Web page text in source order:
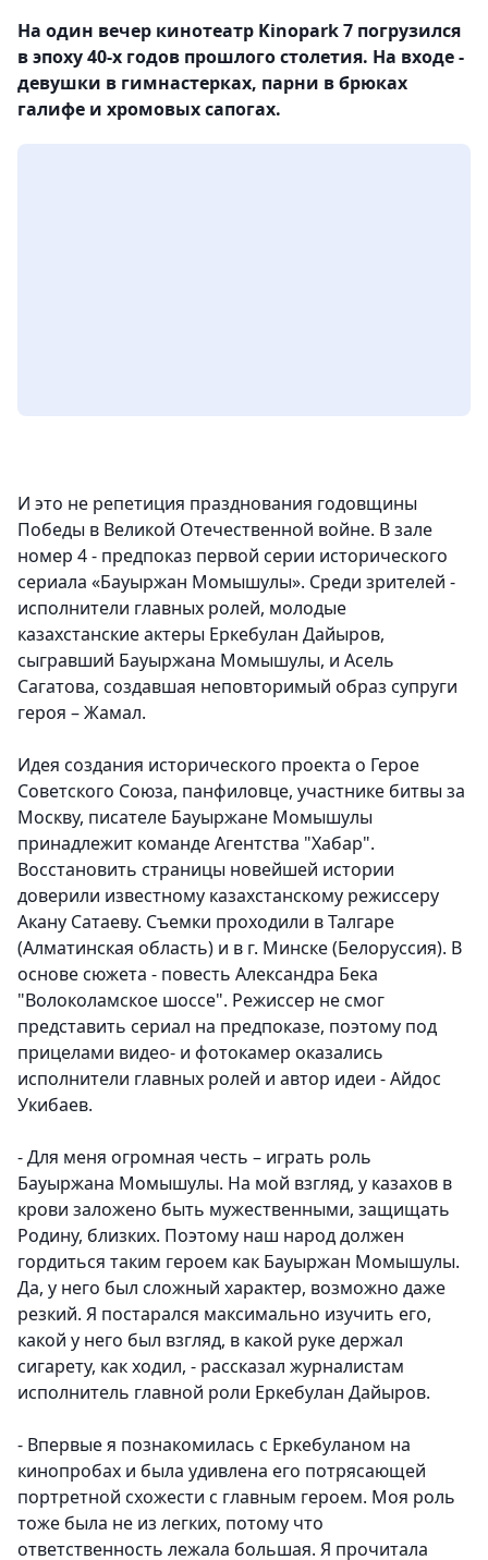
На один вечер кинотеатр Kinopark 7 погрузился
в эпоху 40-х годов прошлого столетия. На входе -
девушки в гимнастерках, парни в брюках
галифе и хромовых сапогах.
И это не репетиция празднования годовщины
Победы в Великой Отечественной войне. В зале
номер 4 - предпоказ первой серии исторического
сериала «Бауыржан Момышулы». Среди зрителей -
исполнители главных ролей, молодые
казахстанские актеры Еркебулан Дайыров,
сыгравший Бауыржана Момышулы, и Асель
Сагатова, создавшая неповторимый образ супруги
героя – Жамал.
Идея создания исторического проекта о Герое
Советского Союза, панфиловце, участнике битвы за
Москву, писателе Бауыржане Момышулы
принадлежит команде Агентства "Хабар".
Восстановить страницы новейшей истории
доверили известному казахстанскому режиссеру
Акану Сатаеву. Съемки проходили в Талгаре
(Алматинская область) и в г. Минске (Белоруссия). В
основе сюжета - повесть Александра Бека
"Волоколамское шоссе". Режиссер не смог
представить сериал на предпоказе, поэтому под
прицелами видео- и фотокамер оказались
исполнители главных ролей и автор идеи - Айдос
Укибаев.
- Для меня огромная честь – играть роль
Бауыржана Момышулы. На мой взгляд, у казахов в
крови заложено быть мужественными, защищать
Родину, близких. Поэтому наш народ должен
гордиться таким героем как Бауыржан Момышулы.
Да, у него был сложный характер, возможно даже
резкий. Я постарался максимально изучить его,
какой у него был взгляд, в какой руке держал
сигарету, как ходил, - рассказал журналистам
исполнитель главной роли Еркебулан Дайыров.
- Впервые я познакомилась с Еркебуланом на
кинопробах и была удивлена его потрясающей
портретной схожести с главным героем. Моя роль
тоже была не из легких, потому что
ответственность лежала большая. Я прочитала